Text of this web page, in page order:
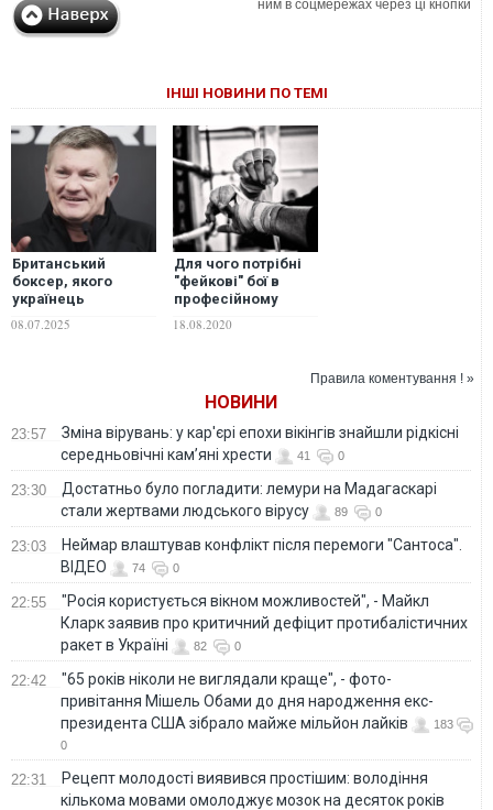
ним в соцмережах через ці кнопки
ІНШІ НОВИНИ ПО ТЕМІ
Британський
боксер, якого
українець
нокаутом "на
08.07.2025
Для чого потрібні
"фейкові" бої в
професійному
18.08.2020
Правила коментування ! »
НОВИНИ
23:57
Зміна вірувань: у кар'єрі епохи вікінгів знайшли рідкісні
середньовічні кам’яні хрести
41 0
23:30
Достатньо було погладити: лемури на Мадагаскарі
стали жертвами людського вірусу
89 0
23:03
Неймар влаштував конфлікт після перемоги "Сантоса".
ВІДЕО
74 0
22:55
"Росія користується вікном можливостей", - Майкл
Кларк заявив про критичний дефіцит протибалістичних
ракет в Україні
82 0
22:42
"65 років ніколи не виглядали краще", - фото-
привітання Мішель Обами до дня народження екс-
президента США зібрало майже мільйон лайків
183
0
22:31
Рецепт молодості виявився простішим: володіння
кількома мовами омолоджує мозок на десяток років